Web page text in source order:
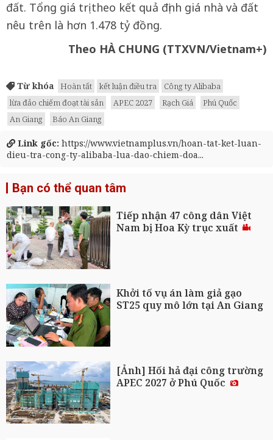
đất. Tổng giá trị theo kết quả định giá nhà và đất
nêu trên là hơn 1.478 tỷ đồng.
Theo HÀ CHUNG (TTXVN/Vietnam+)
Từ khóa Hoàn tất kết luận điều tra
Công ty Alibaba
lừa đảo chiếm đoạt tài sản
APEC 2027 Rạch Giá
Phú Quốc
An Giang
Báo An Giang
Link gốc: https://www.vietnamplus.vn/hoan-tat-ket-luan-
dieu-tra-cong-ty-alibaba-lua-dao-chiem-doa...
Bạn có thể quan tâm
Tiếp nhận 47 công dân Việt
Nam bị Hoa Kỳ trục xuất
Khởi tố vụ án làm giả gạo
ST25 quy mô lớn tại An Giang
[Ảnh] Hối hả đại công trường
APEC 2027 ở Phú Quốc